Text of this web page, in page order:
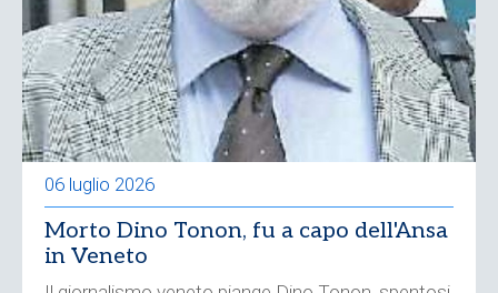
06 luglio 2026
Morto Dino Tonon, fu a capo dell'Ansa
in Veneto